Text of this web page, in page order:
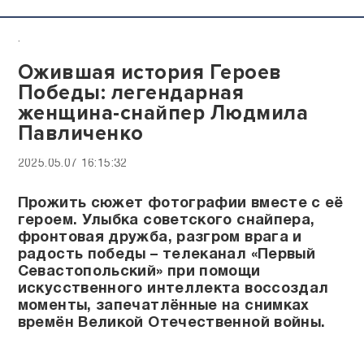
.
Ожившая история Героев
Победы: легендарная
женщина-снайпер Людмила
Павличенко
2025.05.07 16:15:32
Прожить сюжет фотографии вместе с её
героем. Улыбка советского снайпера,
фронтовая дружба, разгром врага и
радость победы – телеканал «Первый
Севастопольский» при помощи
искусственного интеллекта воссоздал
моменты, запечатлённые на снимках
времён Великой Отечественной войны.